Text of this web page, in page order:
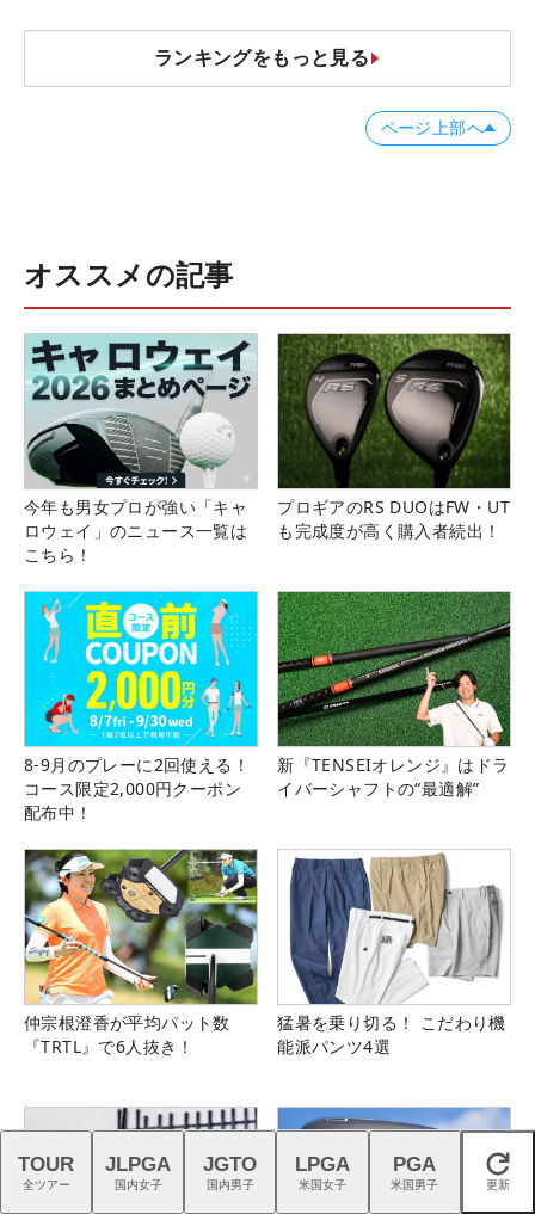
ランキングをもっと見る
ページ上部へ
オススメの記事
今年も男女プロが強い「キャ
ロウェイ」のニュース一覧は
こちら！
プロギアのRS DUOはFW・UT
も完成度が高く購入者続出！
8-9月のプレーに2回使える！
コース限定2,000円クーポン
配布中！
新『TENSEIオレンジ』はドラ
イバーシャフトの“最適解”
仲宗根澄香が平均パット数
『TRTL』で6人抜き！
猛暑を乗り切る！ こだわり機
能派パンツ4選
閉じる
TOUR
全ツアー
JLPGA
国内女子
JGTO
国内男子
LPGA
米国女子
PGA
米国男子 更新